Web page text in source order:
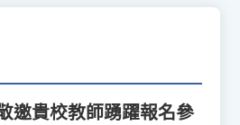
邀貴校教師踴躍報名參